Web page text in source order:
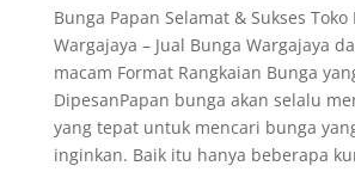
Bunga Papan Selamat & Sukses
Wargajaya – Jual Bunga Wargajaya
macam Format Rangkaian Bunga
DipesanPapan bunga akan selalu
yang tepat untuk mencari bunga
inginkan. Baik itu hanya beberapa